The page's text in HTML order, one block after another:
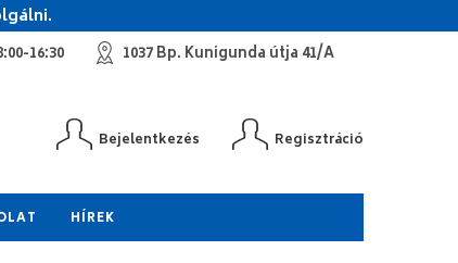
16:30 1037 Bp. Kunigunda útja 41/A
Bejelentkezés Regisztráció
HÍREK